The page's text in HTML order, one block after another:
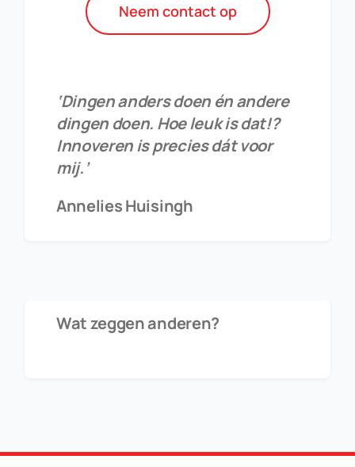
Neem contact op
‘Dingen anders doen én andere
dingen doen. Hoe leuk is dat!?
Innoveren is precies dát voor
mij.’
Annelies Huisingh
Wat zeggen anderen?